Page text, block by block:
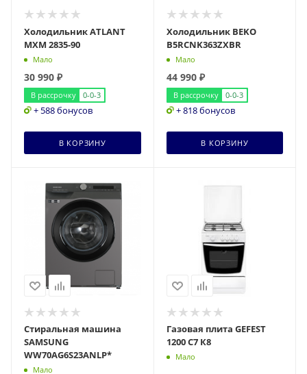
Холодильник ATLANT
МХМ 2835-90
Мало
30 990 ₽
В рассрочку 0-0-3
+ 588 бонусов
В КОРЗИНУ
Холодильник BEKO
B5RCNK363ZXBR
Мало
44 990₽
В рассрочку 0-0-3
+ 818 бонусов
В КОРЗИНУ
Стиральная машина
SAMSUNG
WW70AG6S23ANLP*
Мало
Газовая плита GEFEST
1200 С7 К8
Мало